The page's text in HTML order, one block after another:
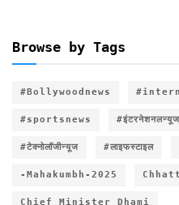
Browse by Tags
#Bollywoodnews
#sportsnews #इंटरनेशनलन्यूज
#टेक्नोलॉजीन्यूज #लाइफस्टाइल
-Mahakumbh-2025
Chief Minister Dhami